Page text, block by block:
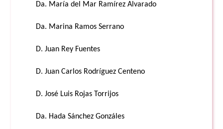
Da. María del Mar Ramírez Alvarado
Da. Marina Ramos Serrano
D. Juan Rey Fuentes
D. Juan Carlos Rodríguez Centeno
D. José Luis Rojas Torrijos
Da. Hada Sánchez Gonzáles